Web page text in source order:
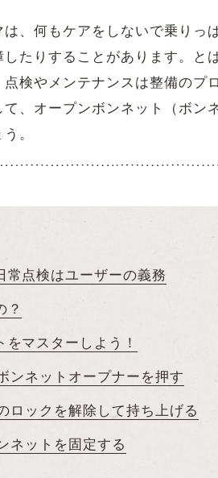
、何もケアをしないで乗りっ
たりすることがあります。と
検やメンテナンスは整備のプ
、オープンボンネット（ボン
。
常点検はユーザーの義務
？
マスターしよう！
ンネットオープナーを押す
ロックを解除して持ち上げる
ネットを固定する